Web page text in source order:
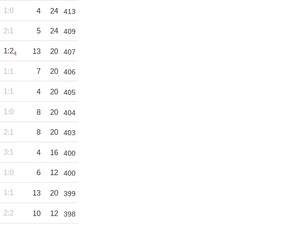
1:0 4 24 413
2:1 5 24 409
1:24 13 20 407
1:1 7 20 406
1:1 4 20 405
1:0 8 20 404
2:1 8 20 403
3:1 4 16 400
1:0 6 12 400
1:1 13 20 399
2:2 10 12 398